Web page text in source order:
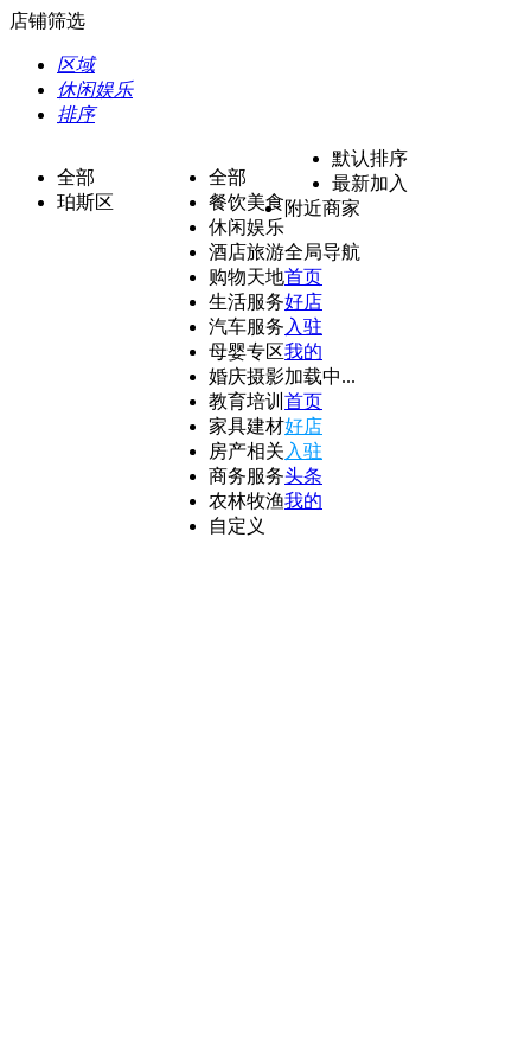
店铺筛选
区域
休闲娱乐
排序
全部
珀斯区
全部
餐饮美食
休闲娱乐
酒店旅游
购物天地
生活服务
汽车服务
母婴专区
婚庆摄影
教育培训
家具建材
房产相关
商务服务
农林牧渔
自定义
默认排序
最新加入
附近商家
全局导航
首页
好店
入驻
我的
加载中...
首页
好店
入驻
头条
我的